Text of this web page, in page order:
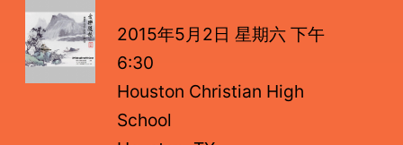
2015年5月2日 星期六 下午
6:30
Houston Christian High
School